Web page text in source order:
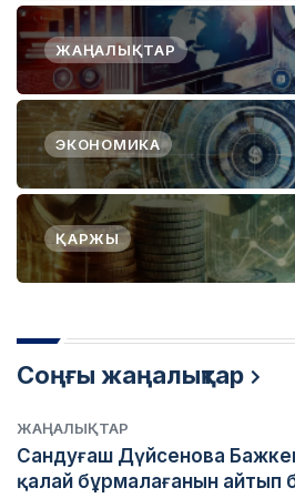
ЖАҢАЛЫҚТАР
ЭКОНОМИКА
ҚАРЖЫ
Соңғы жаңалықтар
ЖАҢАЛЫҚТАР
Сандуғаш Дүйсенова
қалай бұрмалағанын айтып